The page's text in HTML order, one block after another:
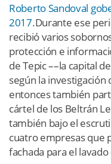
Roberto Sandoval
2017.Durante ese
recibió varios
protección e
de Tepic ––la capital
según la
entonces también
cártel de los Beltrán
también bajo el
cuatro empresas que
fachada para el